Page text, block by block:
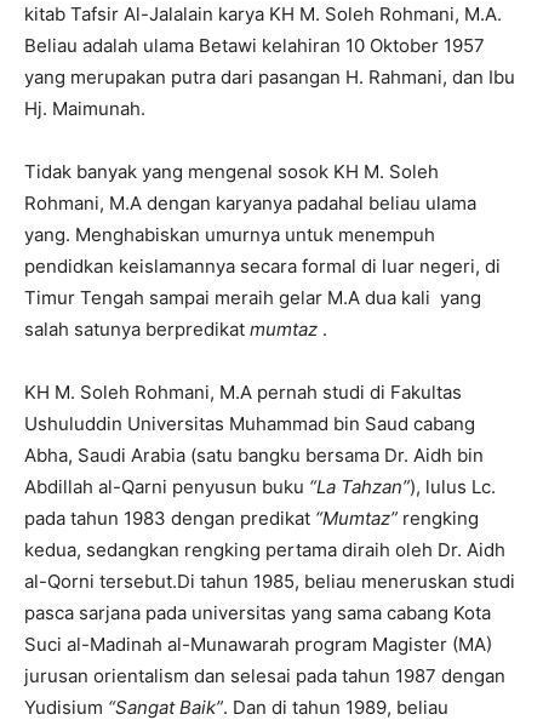
kitab Tafsir Al-Jalalain karya KH M. Soleh Rohmani, M.A.
Beliau adalah ulama Betawi kelahiran 10 Oktober 1957
yang merupakan putra dari pasangan H. Rahmani, dan Ibu
Hj. Maimunah.
Tidak banyak yang mengenal sosok KH M. Soleh
Rohmani, M.A dengan karyanya padahal beliau ulama
yang. Menghabiskan umurnya untuk menempuh
pendidkan keislamannya secara formal di luar negeri, di
Timur Tengah sampai meraih gelar M.A dua kali yang
salah satunya berpredikat mumtaz .
KH M. Soleh Rohmani, M.A pernah studi di Fakultas
Ushuluddin Universitas Muhammad bin Saud cabang
Abha, Saudi Arabia (satu bangku bersama Dr. Aidh bin
Abdillah al-Qarni penyusun buku “La Tahzan”), lulus Lc.
pada tahun 1983 dengan predikat “Mumtaz” rengking
kedua, sedangkan rengking pertama diraih oleh Dr. Aidh
al-Qorni tersebut.Di tahun 1985, beliau meneruskan studi
pasca sarjana pada universitas yang sama cabang Kota
Suci al-Madinah al-Munawarah program Magister (MA)
jurusan orientalism dan selesai pada tahun 1987 dengan
Yudisium “Sangat Baik”. Dan di tahun 1989, beliau